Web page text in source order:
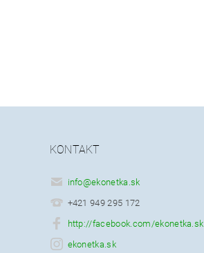
KONTAKT
info@ekonetka.sk
+421 949 295 172
http://facebook.com/ekonetka.sk
ekonetka.sk